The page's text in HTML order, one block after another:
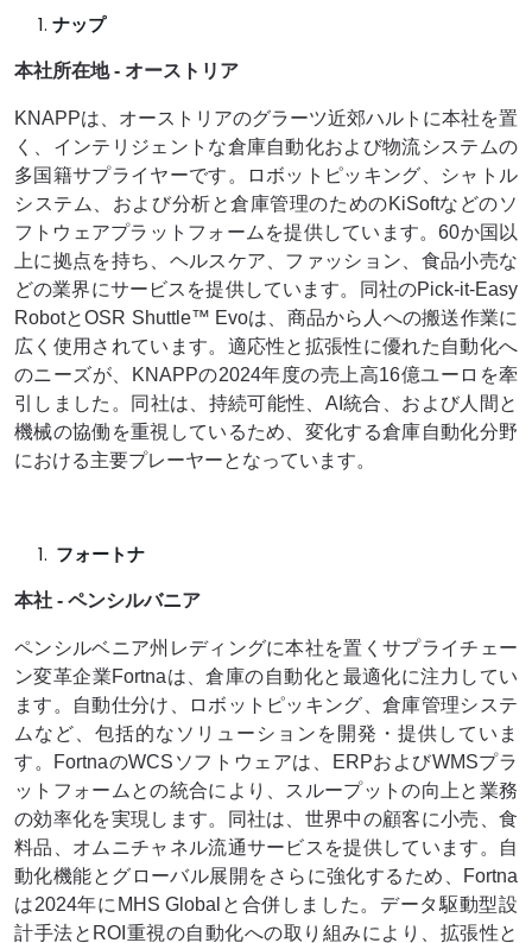
ナップ
本社所在地 - オーストリア
KNAPPは、オーストリアのグラーツ近郊ハルトに本社を置
く、インテリジェントな倉庫自動化および物流システムの
多国籍サプライヤーです。ロボットピッキング、シャトル
システム、および分析と倉庫管理のためのKiSoftなどのソ
フトウェアプラットフォームを提供しています。60か国以
上に拠点を持ち、ヘルスケア、ファッション、食品小売な
どの業界にサービスを提供しています。同社のPick-it-Easy
RobotとOSR Shuttle™ Evoは、商品から人への搬送作業に
広く使用されています。適応性と拡張性に優れた自動化へ
のニーズが、KNAPPの2024年度の売上高16億ユーロを牽
引しました。同社は、持続可能性、AI統合、および人間と
機械の協働を重視しているため、変化する倉庫自動化分野
における主要プレーヤーとなっています。
フォートナ
本社 - ペンシルバニア
ペンシルベニア州レディングに本社を置くサプライチェー
ン変革企業Fortnaは、倉庫の自動化と最適化に注力してい
ます。自動仕分け、ロボットピッキング、倉庫管理システ
ムなど、包括的なソリューションを開発・提供していま
す。FortnaのWCSソフトウェアは、ERPおよびWMSプラ
ットフォームとの統合により、スループットの向上と業務
の効率化を実現します。同社は、世界中の顧客に小売、食
料品、オムニチャネル流通サービスを提供しています。自
動化機能とグローバル展開をさらに強化するため、Fortna
は2024年にMHS Globalと合併しました。データ駆動型設
計手法とROI重視の自動化への取り組みにより、拡張性と